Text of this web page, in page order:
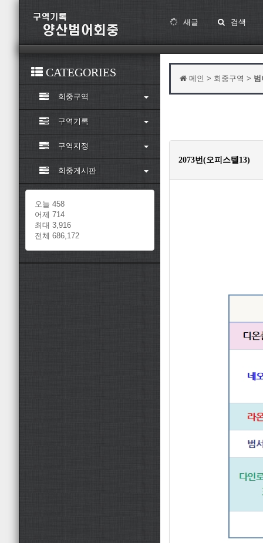
새글 검색
CATEGORIES
회중구역
구역기록
구역지정
회중게시판
오늘 458
어제 714
최대 3,916
전체 686,172
메인 > 회중구역 >
2073번(오피스텔13)